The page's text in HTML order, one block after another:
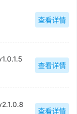
查看详情
查看详情
查看详情